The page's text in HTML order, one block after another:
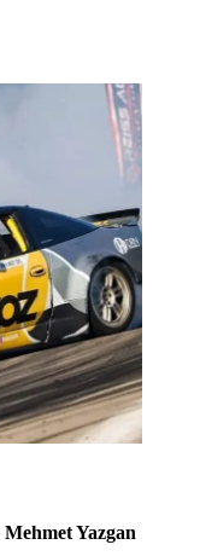
Mehmet Yazgan